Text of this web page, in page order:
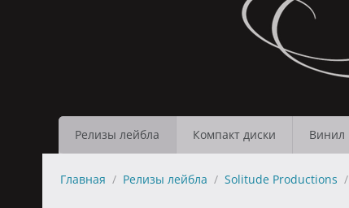
Релизы лейбла Компакт диски Винил
Главная / Релизы лейбла / Solitude Productions /